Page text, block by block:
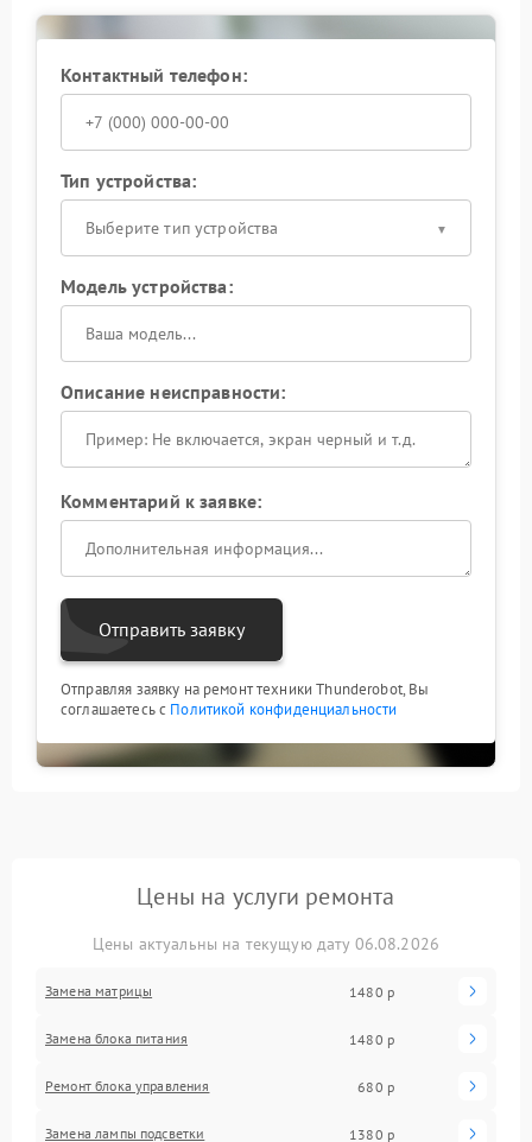
Контактный телефон:
Тип устройства:
Выберите тип устройства
Модель устройства:
Описание неисправности:
Комментарий к заявке:
Отправить заявку
Отправляя заявку на ремонт техники Thunderobot, Вы
соглашаетесь с Политикой конфиденциальности
Цены на услуги ремонта
Цены актуальны на текущую дату 06.08.2026
Замена матрицы 1480 р
Замена блока питания 1480 р
Ремонт блока управления 680 р
Замена лампы подсветки 1380 р